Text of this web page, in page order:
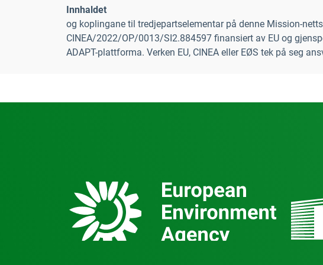
Innhaldet
og koplingane til tredjepartselementar på denne Mission-
CINEA/2022/OP/0013/SI2.884597 finansiert av EU og
ADAPT-plattforma. Verken EU, CINEA eller EØS tek på seg